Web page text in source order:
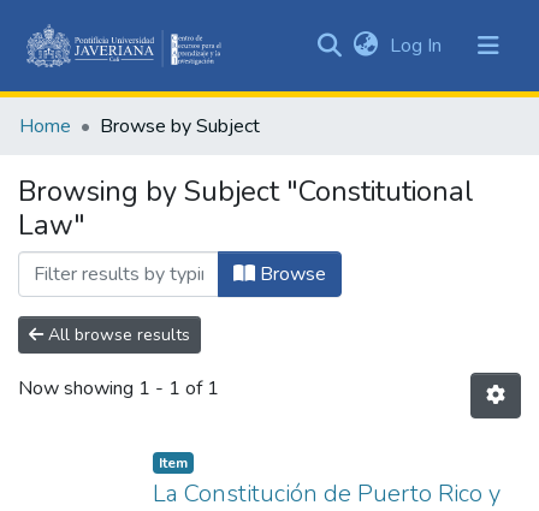
&
All of DSpace
Log In (current)
Home Browse by Subject
Browsing by Subject "Constitutional
Law"
Browse
All browse results
Now showing 1 - 1 of 1
Item
La Constitución de Puerto Rico y